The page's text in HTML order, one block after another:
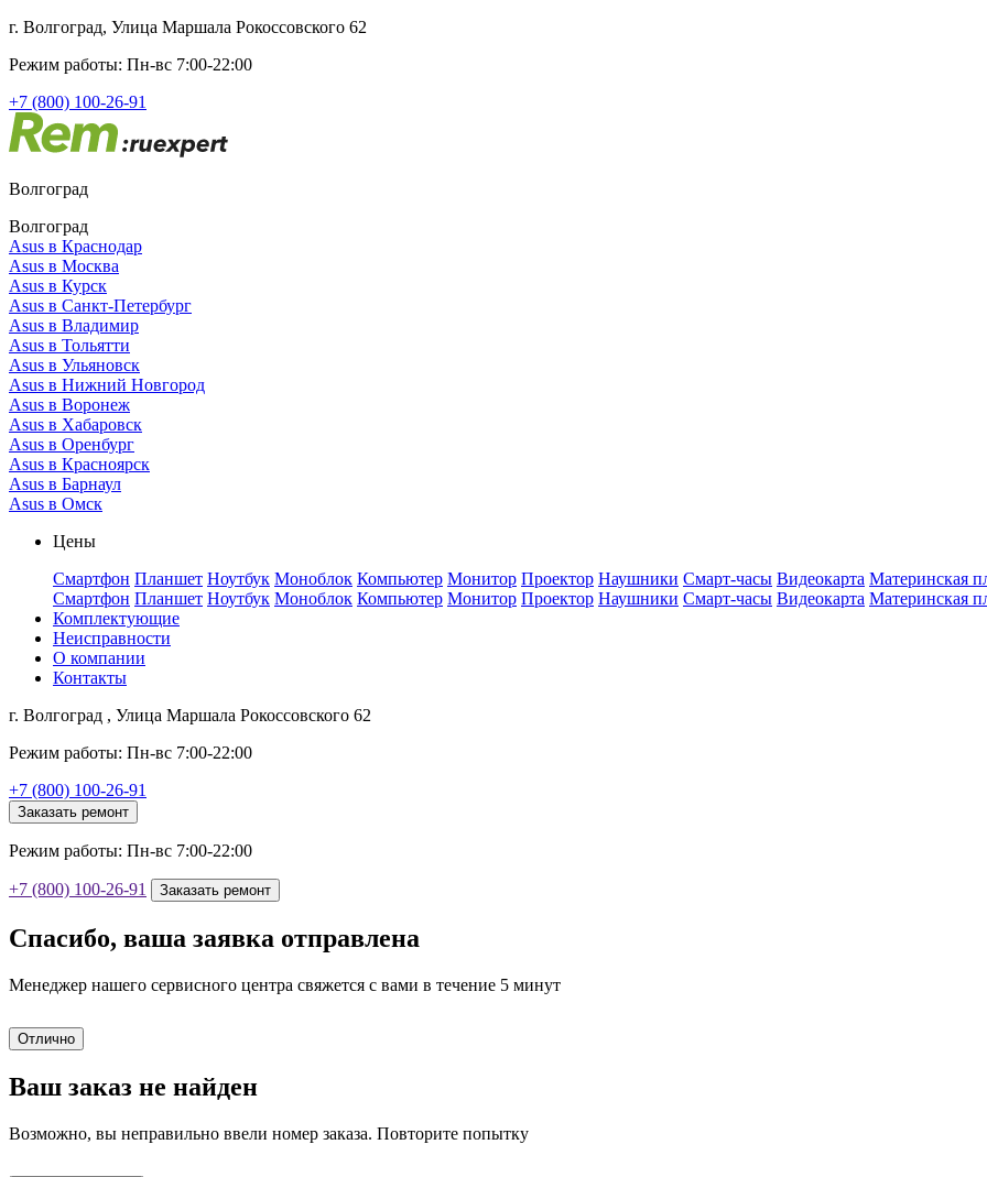
г. Волгоград, Улица Маршала Рокоссовского 62
Режим работы: Пн-вс 7:00-22:00
+7 (800) 100-26-91
Волгоград
Волгоград
Asus в Краснодар
Asus в Москва
Asus в Курск
Asus в Санкт-Петербург
Asus в Владимир
Asus в Тольятти
Asus в Ульяновск
Asus в Нижний Новгород
Asus в Воронеж
Asus в Хабаровск
Asus в Оренбург
Asus в Красноярск
Asus в Барнаул
Asus в Омск
Цены
Смартфон Планшет Ноутбук Моноблок Компьютер Монитор Проектор Наушники Смарт-часы Видеокарта Материнская
Смартфон Планшет Ноутбук Моноблок Компьютер Монитор Проектор Наушники Смарт-часы Видеокарта Материнская
Комплектующие
Неисправности
О компании
Контакты
г. Волгоград , Улица Маршала Рокоссовского 62
Режим работы: Пн-вс 7:00-22:00
+7 (800) 100-26-91
Заказать ремонт
Режим работы: Пн-вс 7:00-22:00
+7 (800) 100-26-91 Заказать ремонт
Спасибо, ваша заявка отправлена
Менеджер нашего сервисного центра свяжется с вами в течение 5 минут
Отлично
Ваш заказ не найден
Возможно, вы неправильно ввели номер заказа. Повторите попытку